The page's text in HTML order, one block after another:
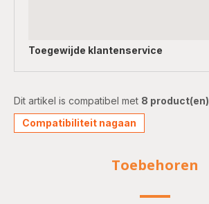
Toegewijde klantenservice
Dit artikel is compatibel met 8 product(en)
Compatibiliteit nagaan
Toebehoren